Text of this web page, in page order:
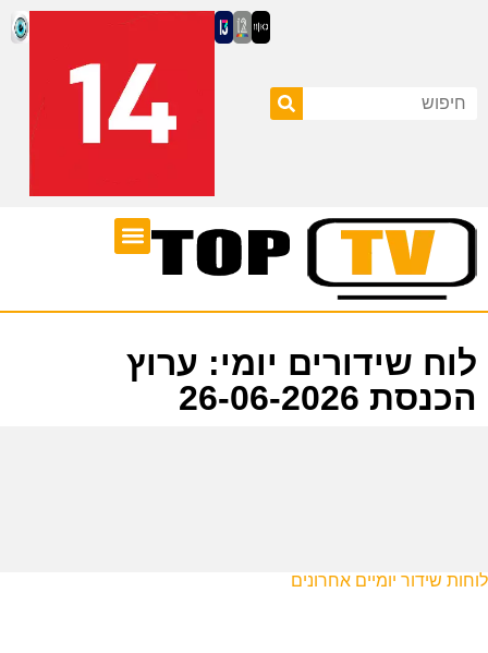
לוח שידורים יומי: ערוץ
הכנסת 26-06-2026
לוחות שידור יומיים אחרונים